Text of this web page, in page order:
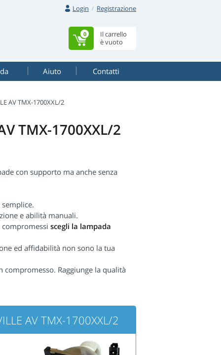
Login Registrazione
Il carrello
è vuoto
0
Aiuto Contatti
AV TMX-1700XXL/2
TMX-1700XXL/2
con supporto ma anche senza
e abilità manuali.
scegli la lampada
ed affidabilità non sono la tua
compromesso. Raggiunge la qualità
AV TMX-1700XXL/2